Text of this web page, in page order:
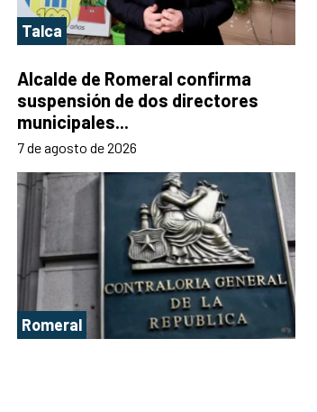
Talca
Alcalde de Romeral confirma
suspensión de dos directores
municipales...
7 de agosto de 2026
Romeral